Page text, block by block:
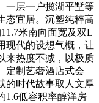
一层一户揽湖平墅等
态宜居。沉塑纯粹高
米南向面宽及双L
现代的设想气概，让
来热度不减，以极质
定制艺奢酒店式会
的时代故事取人文厚
1.6低容积率醇洋房